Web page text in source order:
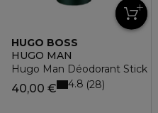
HUGO BOSS
HUGO MAN
Hugo Man Déodorant Stick
40,00 € 4.8 28